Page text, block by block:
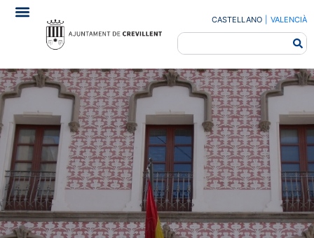
CASTELLANO VALENCIÀ